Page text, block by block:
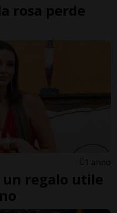
rosa perde
1 anno
un regalo utile